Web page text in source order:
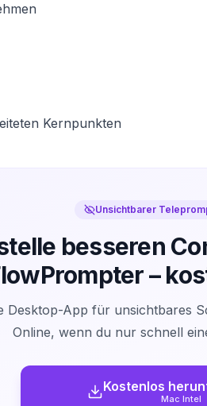
Kernpunkten
Unsichtbarer
besseren
–
Desktop-App für unsichtbares
Online, wenn du nur schnell
Kostenlos
Mac Intel